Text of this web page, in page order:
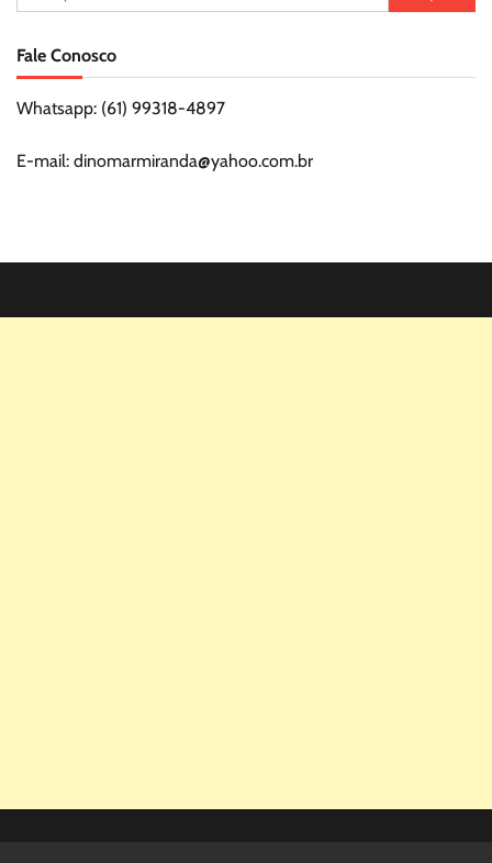
por:
Fale Conosco
Whatsapp: (61) 99318-4897
E-mail: dinomarmiranda@yahoo.com.br